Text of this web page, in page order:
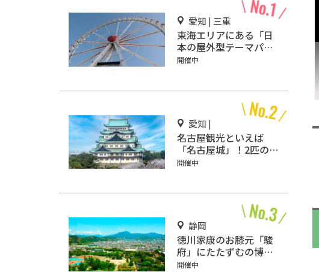
愛知 | 三重
東海エリアにある「日
本の屋外型テーマパー
ク敷地面積ランキン
開催中
愛知 |
名古屋観光といえば
「名古屋城」！2匹の金
鯱を見に行こう
開催中
静岡
徳川家康のお膝元「駿
府」にたたずむの博物
館「駿府博物館」
開催中